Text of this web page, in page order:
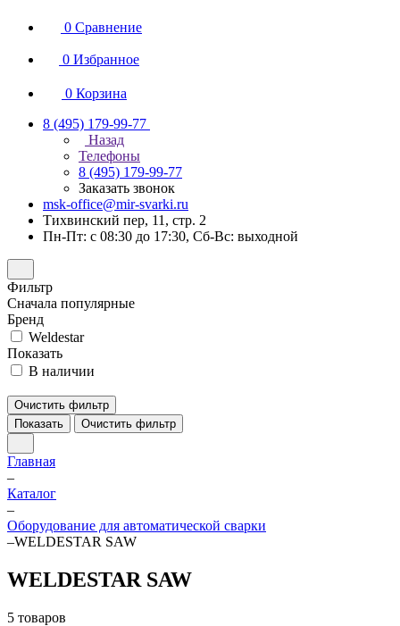
0 Сравнение
0 Избранное
0 Корзина
8 (495) 179-99-77
Назад
Телефоны
8 (495) 179-99-77
Заказать звонок
msk-office@mir-svarki.ru
Тихвинский пер, 11, стр. 2
Пн-Пт: с 08:30 до 17:30, Сб-Вс: выходной
Фильтр
Сначала популярные
Бренд
Weldestar
Показать
В наличии
Очистить фильтр
Показать
Очистить фильтр
Главная
–
Каталог
–
Оборудование для автоматической сварки
–WELDESTAR SAW
WELDESTAR SAW
5 товаров